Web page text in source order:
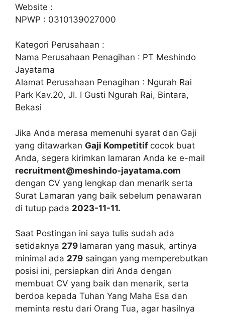
Website :
NPWP : 0310139027000
Kategori Perusahaan :
Nama Perusahaan Penagihan : PT Meshindo
Jayatama
Alamat Perusahaan Penagihan : Ngurah Rai
Park Kav.20, JI. I Gusti Ngurah Rai, Bintara,
Bekasi
Jika Anda merasa memenuhi syarat dan Gaji
yang ditawarkan Gaji Kompetitif cocok buat
Anda, segera kirimkan lamaran Anda ke e-mail
recruitment@meshindo-jayatama.com
dengan CV yang lengkap dan menarik serta
Surat Lamaran yang baik sebelum penawaran
di tutup pada 2023-11-11.
Saat Postingan ini saya tulis sudah ada
setidaknya 279 lamaran yang masuk, artinya
minimal ada 279 saingan yang memperebutkan
posisi ini, persiapkan diri Anda dengan
membuat CV yang baik dan menarik, serta
berdoa kepada Tuhan Yang Maha Esa dan
meminta restu dari Orang Tua, agar hasilnya